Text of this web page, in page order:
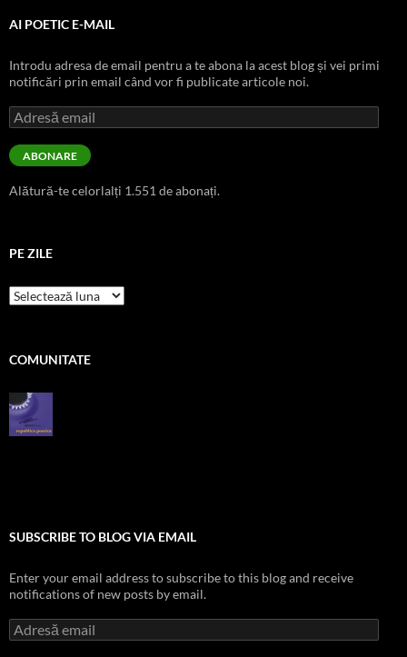
AI POETIC E-MAIL
Introdu adresa de email pentru a te abona la acest blog și vei primi
notificări prin email când vor fi publicate articole noi.
Adresă
email
ABONARE
Alătură-te celorlalți 1.551 de abonați.
PE ZILE
pe
zile
COMUNITATE
SUBSCRIBE TO BLOG VIA EMAIL
Enter your email address to subscribe to this blog and receive
notifications of new posts by email.
Adresă
email